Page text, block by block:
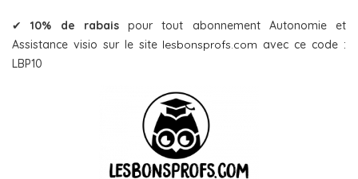
✔10% de rabaispour tout abonnement Autonomie et
Assistance visio sur le site lesbonsprofs.com avec ce code :
LBP10